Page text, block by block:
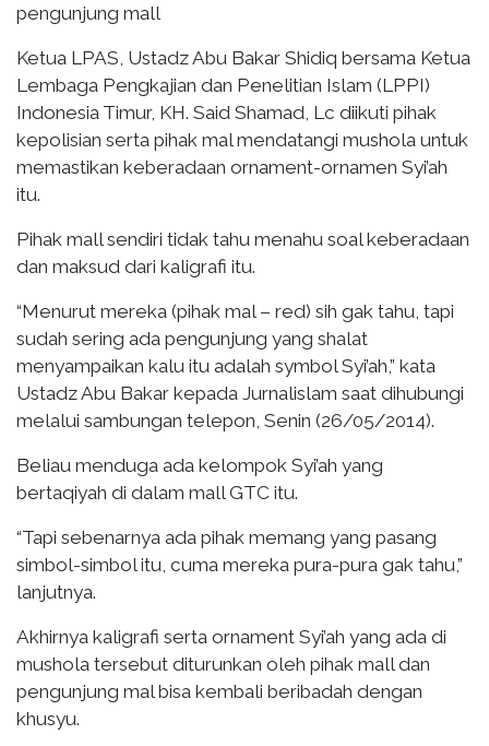
pengunjung mall
Ketua LPAS, Ustadz Abu Bakar Shidiq bersama Ketua
Lembaga Pengkajian dan Penelitian Islam (LPPI)
Indonesia Timur, KH. Said Shamad, Lc diikuti pihak
kepolisian serta pihak mal mendatangi mushola untuk
memastikan keberadaan ornament-ornamen Syi’ah
itu.
Pihak mall sendiri tidak tahu menahu soal keberadaan
dan maksud dari kaligrafi itu.
“Menurut mereka (pihak mal – red) sih gak tahu, tapi
sudah sering ada pengunjung yang shalat
menyampaikan kalu itu adalah symbol Syi’ah,” kata
Ustadz Abu Bakar kepada Jurnalislam saat dihubungi
melalui sambungan telepon, Senin (26/05/2014).
Beliau menduga ada kelompok Syi’ah yang
bertaqiyah di dalam mall GTC itu.
“Tapi sebenarnya ada pihak memang yang pasang
simbol-simbol itu, cuma mereka pura-pura gak tahu,”
lanjutnya.
Akhirnya kaligrafi serta ornament Syi’ah yang ada di
mushola tersebut diturunkan oleh pihak mall dan
pengunjung mal bisa kembali beribadah dengan
khusyu.